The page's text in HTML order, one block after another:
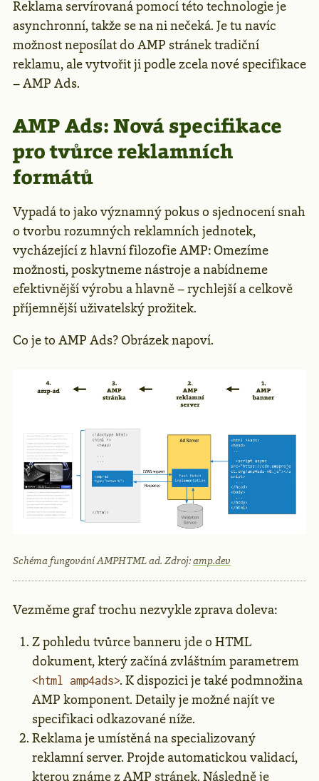
Reklama servírovaná pomocí této technologie je
asynchronní, takže se na ni nečeká. Je tu navíc
možnost neposílat do AMP stránek tradiční
reklamu, ale vytvořit ji podle zcela nové specifikace
– AMP Ads.
AMP Ads: Nová specifikace
pro tvůrce reklamních
formátů
Vypadá to jako významný pokus o sjednocení snah
o tvorbu rozumných reklamních jednotek,
vycházející z hlavní filozofie AMP: Omezíme
možnosti, poskytneme nástroje a nabídneme
efektivnější výrobu a hlavně – rychlejší a celkově
příjemnější uživatelský prožitek.
Co je to AMP Ads? Obrázek napoví.
Schéma fungování AMPHTML ad. Zdroj:amp.dev
Vezměme graf trochu nezvykle zprava doleva:
Z pohledu tvůrce banneru jde o HTML
dokument, který začíná zvláštním parametrem
<html amp4ads>. K dispozici je také podmnožina
AMP komponent. Detaily je možné najít ve
specifikaci odkazované níže.
Reklama je umístěná na specializovaný
reklamní server. Projde automatickou validací,
kterou známe z AMP stránek. Následně je